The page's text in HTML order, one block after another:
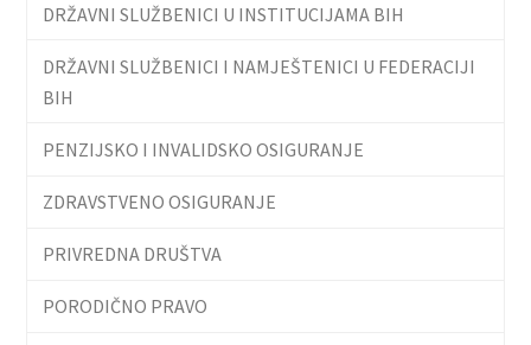
DRŽAVNI SLUŽBENICI U INSTITUCIJAMA BIH
DRŽAVNI SLUŽBENICI I NAMJEŠTENICI U FEDERACIJI
BIH
PENZIJSKO I INVALIDSKO OSIGURANJE
ZDRAVSTVENO OSIGURANJE
PRIVREDNA DRUŠTVA
PORODIČNO PRAVO